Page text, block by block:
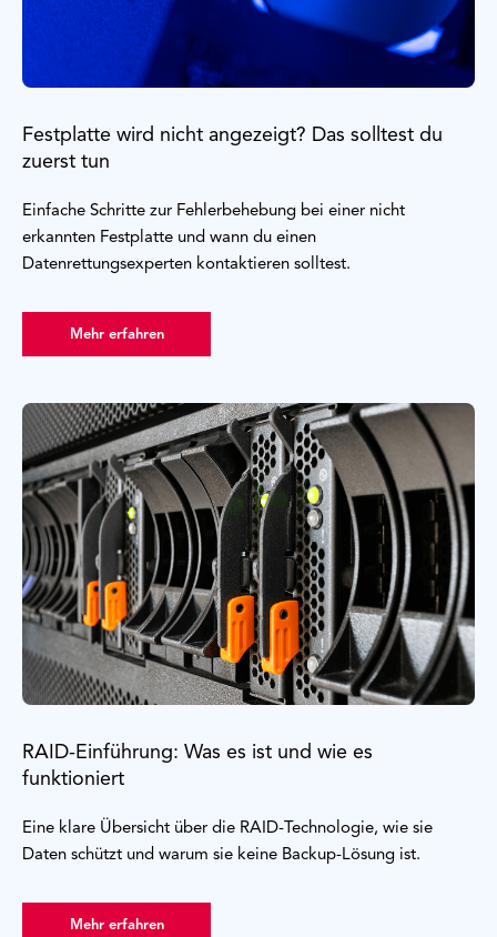
Festplatte wird nicht angezeigt? Das solltest du
zuerst tun
Einfache Schritte zur Fehlerbehebung bei einer nicht
erkannten Festplatte und wann du einen
Datenrettungsexperten kontaktieren solltest.
Mehr erfahren
RAID-Einführung: Was es ist und wie es
funktioniert
Eine klare Übersicht über die RAID-Technologie, wie sie
Daten schützt und warum sie keine Backup-Lösung ist.
Mehr erfahren